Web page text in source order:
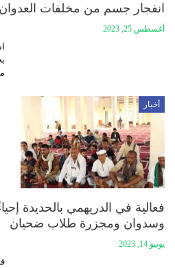
انفجار جسم من مخلفات
أغسطس 25, 2023
أخبار
فعالية في الدريهمي بالحديدة
وسدوان ومجزرة طلاب ضحيان
يونيو 14, 2023